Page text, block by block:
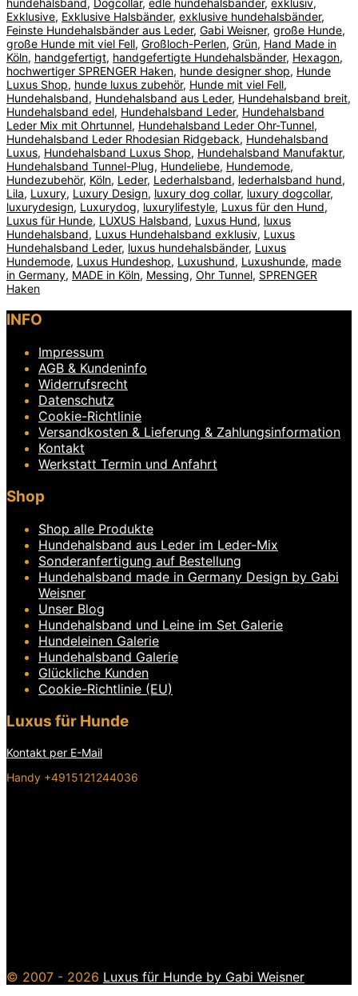
hundehalsband, Dogcollar, edle hundehalsbänder, exklusiv,
Exklusive, Exklusive Halsbänder, exklusive hundehalsbänder,
Feinste Hundehalsbänder aus Leder, Gabi Weisner, große Hunde,
große Hunde mit viel Fell, Großloch-Perlen, Grün, Hand Made in
Köln, handgefertigt, handgefertigte Hundehalsbänder, Hexagon,
hochwertiger SPRENGER Haken, hunde designer shop, Hunde
Luxus Shop, hunde luxus zubehör, Hunde mit viel Fell,
Hundehalsband, Hundehalsband aus Leder, Hundehalsband breit,
Hundehalsband edel, Hundehalsband Leder, Hundehalsband
Leder Mix mit Ohrtunnel, Hundehalsband Leder Ohr-Tunnel,
Hundehalsband Leder Rhodesian Ridgeback, Hundehalsband
Luxus, Hundehalsband Luxus Shop, Hundehalsband Manufaktur,
Hundehalsband Tunnel-Plug, Hundeliebe, Hundemode,
Hundezubehör, Köln, Leder, Lederhalsband, lederhalsband hund,
Lila, Luxury, Luxury Design, luxury dog collar, luxury dogcollar,
luxurydesign, Luxurydog, luxurylifestyle, Luxus für den Hund,
Luxus für Hunde, LUXUS Halsband, Luxus Hund, luxus
Hundehalsband, Luxus Hundehalsband exklusiv, Luxus
Hundehalsband Leder, luxus hundehalsbänder, Luxus
Hundemode, Luxus Hundeshop, Luxushund, Luxushunde, made
in Germany, MADE in Köln, Messing, Ohr Tunnel, SPRENGER
Haken
INFO
Impressum
AGB & Kundeninfo
Widerrufsrecht
Datenschutz
Cookie-Richtlinie
Versandkosten & Lieferung & Zahlungsinformation
Kontakt
Werkstatt Termin und Anfahrt
Shop
Shop alle Produkte
Hundehalsband aus Leder im Leder-Mix
Sonderanfertigung auf Bestellung
Hundehalsband made in Germany Design by Gabi
Weisner
Unser Blog
Hundehalsband und Leine im Set Galerie
Hundeleinen Galerie
Hundehalsband Galerie
Glückliche Kunden
Cookie-Richtlinie (EU)
Luxus für Hunde
Kontakt per E-Mail
Handy +4915121244036
© 2007 - 2026 Luxus für Hunde by Gabi Weisner